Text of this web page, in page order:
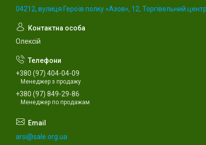
04212, вулиця Героїв полку «Азов», 12, Торгівельний
Олексій
+380 (97) 404-04-09
Менеджер з продажу
+380 (97) 849-29-86
Менеджер по продажам
arsi@sale.org.ua